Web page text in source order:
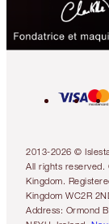
2013-2026 ©
All rights reserved.
Kingdom.
Kingdom WC2R
Address: Ormond